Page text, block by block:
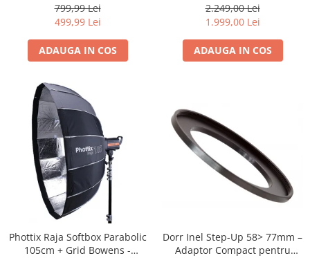
799,99 Lei
499,99 Lei
ADAUGA IN COS
intemperii pentru fotografie
de zi cu zi
2.249,00 Lei
1.999,00 Lei
ADAUGA IN COS
Phottix Raja Softbox Parabolic
105cm + Grid Bowens -
Dorr Inel Step-Up 58> 77mm –
Adaptor Compact pentru